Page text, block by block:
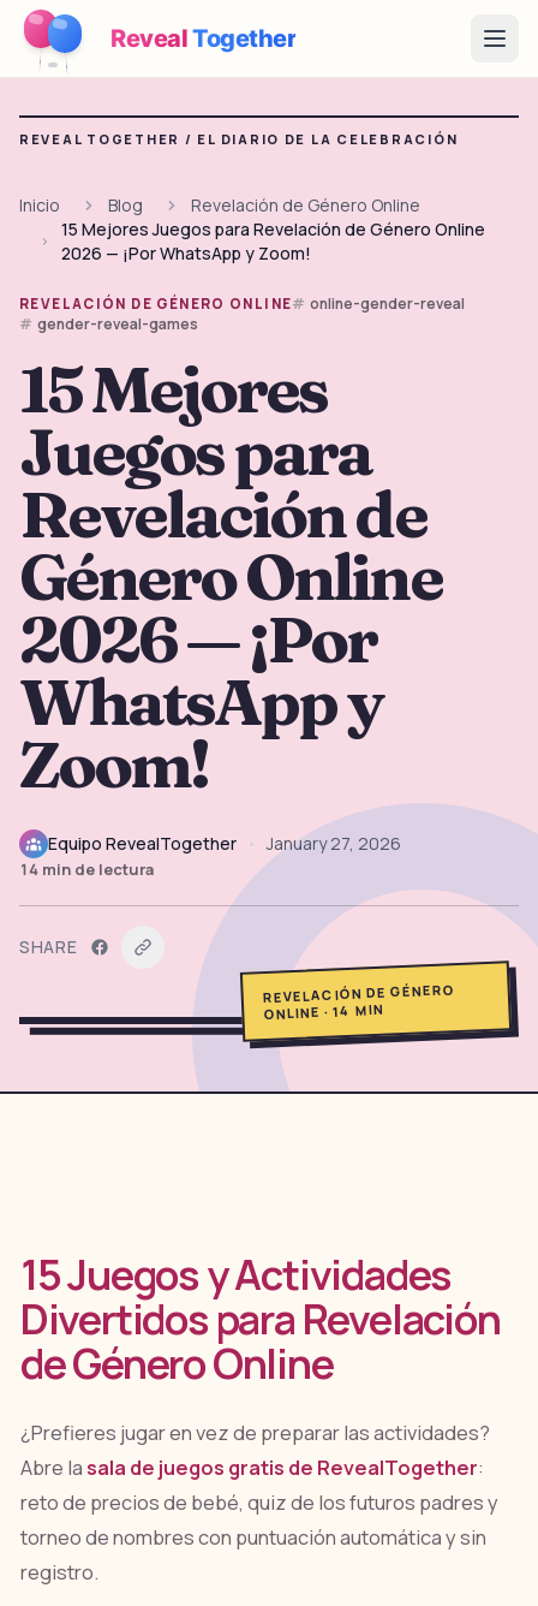
RevealTogether
Cómo Funciona
Juegos
Blog
Juegos, imprimibles e ideas prácticas gratis
Kit imprimible gratis
Herramientas Gratis
Temas
Iniciar Sesión
🇫🇷 🇪🇸ES
REVEAL TOGETHER / EL DIARIO DE LA CELEBRACIÓN
Inicio Blog
Revelación de Género Online
15 Mejores Juegos para Revelación de Género Online
2026 — ¡Por WhatsApp y Zoom!
REVELACIÓN DE GÉNERO ONLINE
online-gender-reveal
gender-reveal-games
15 Mejores
Juegos para
Revelación de
Género Online
2026 — ¡Por
WhatsApp y
Zoom!
Equipo RevealTogether • January 27, 2026
14 min de lectura
SHARE
REVELACIÓN DE GÉNERO
ONLINE ·14 MIN
15 Juegos y Actividades
Divertidos para Revelación
de Género Online
¿Prefieres jugar en vez de preparar las actividades?
Abre lasala de juegos gratis de RevealTogether:
reto de precios de bebé, quiz de los futuros padres y
torneo de nombres con puntuación automática y sin
registro.